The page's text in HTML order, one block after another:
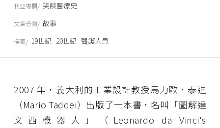
2007 年，義大利的工業設計教授馬力歐．泰迪
（Mario Taddei）出版了一本書，名叫「圖解達
文西機器人」（Leonardo da Vinci's
刊登專欄 笑談醫療史
文章分類 故事
標籤 19世紀 20世紀 醫護人員